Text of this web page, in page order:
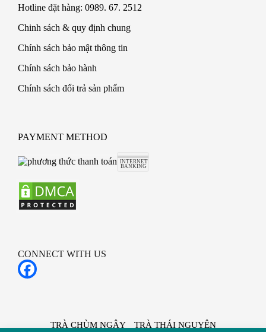
Hotline đặt hàng: 0989. 67. 2512
Chinh sách & quy định chung
Chính sách bảo mật thông tin
Chính sách bảo hành
Chính sách đổi trả sản phẩm
PAYMENT METHOD
CONNECT WITH US
TRÀ CHÙM NGÂY
TRÀ THÁI NGUYÊN